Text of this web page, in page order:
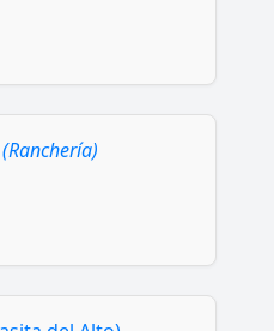
(Ranchería)